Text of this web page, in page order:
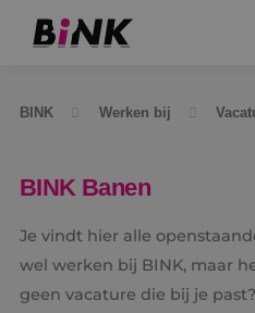
BINK Werken bij
BINK Banen
Je vindt hier alle
wel werken bij BINK, maar
geen vacature die bij je